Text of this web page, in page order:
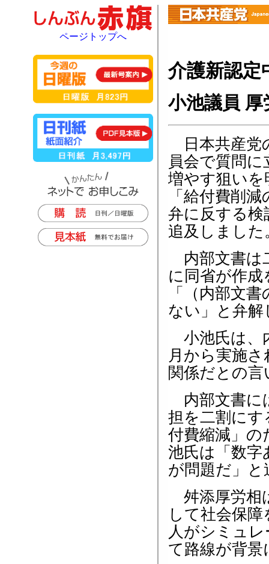
介護新認定
小池議員 厚
日本共産党
員会で質問
増やす狙いを
「給付費削
弁に反する
追及しました
内部文書は
に同省が作
「（内部文
ない」と弁
小池氏は、
月から実施
関係だとの
内部文書に
担を二割に
付費縮減」の
池氏は「数
が問題だ」
舛添厚労相
して社会保
人がシミュ
て路線が背
ページトップへ